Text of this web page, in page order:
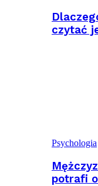
czytać
Psychologia
potrafi